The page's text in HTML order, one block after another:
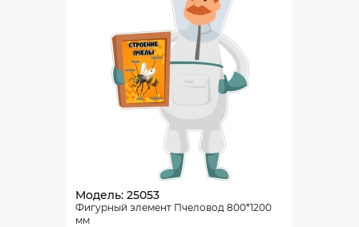
Модель: 25053
Фигурный элемент Пчеловод 800*1200
мм